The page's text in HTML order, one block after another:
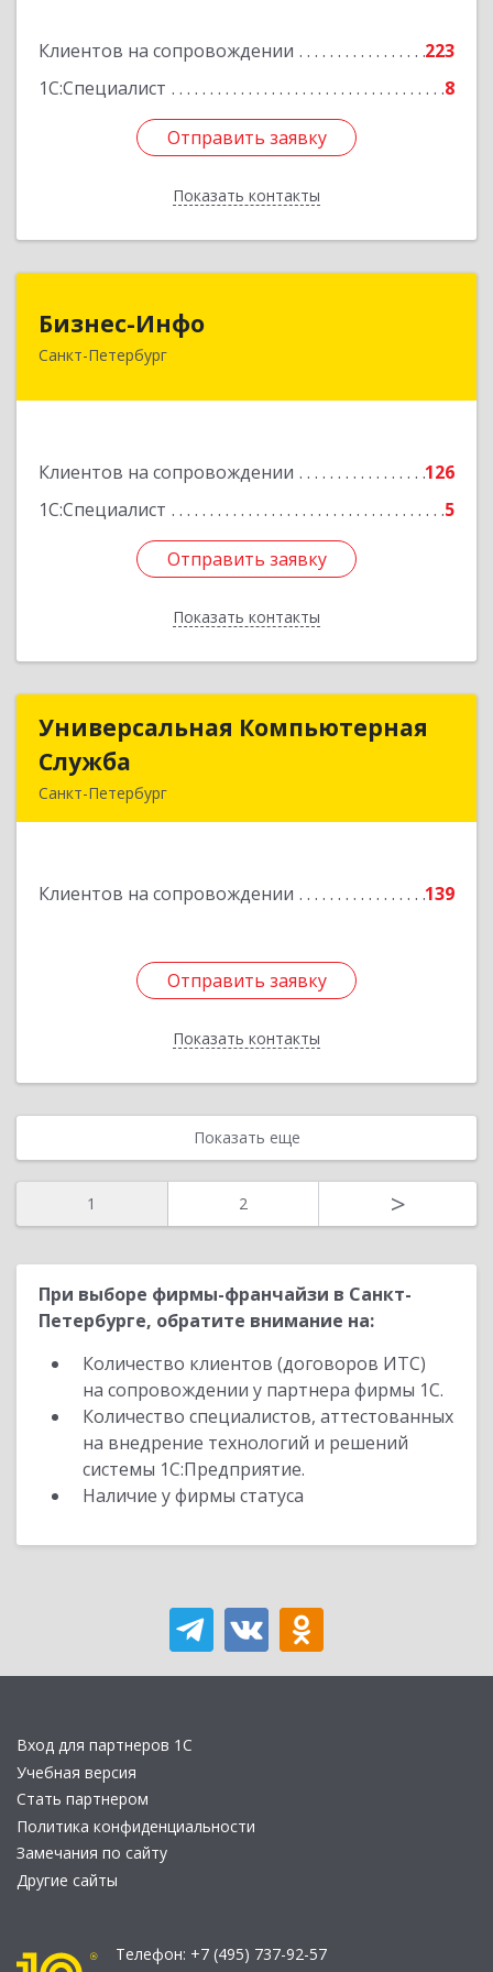
Клиентов на сопровождении
223
1С:Специалист
8
Отправить заявку
Показать контакты
Отправить заявку
Назад
Бизнес-Инфо
Санкт-Петербург
Клиентов на сопровождении
126
1С:Специалист
5
Отправить заявку
Показать контакты
191119, Санкт-Петербург г, Константина
Подробнее
Отправить заявку
Назад
Универсальная Компьютерная
Служба
Санкт-Петербург
Клиентов на сопровождении 139
Отправить заявку
Показать контакты
Универсальная Компьютерная
Подробнее
Отправить заявку
Назад
Показать еще
1 2 >
При выборе фирмы-франчайзи в Санкт-
Петербурге, обратите внимание на:
Количество клиентов (договоров ИТС)
на сопровождении у партнера фирмы 1С.
Количество специалистов, аттестованных
на внедрение технологий и решений
системы 1С:Предприятие.
Наличие у фирмы статуса
Вход для партнеров 1С
Учебная версия
Стать партнером
Политика конфиденциальности
Замечания по сайту
Другие сайты
Телефон: +7 (495) 737-92-57